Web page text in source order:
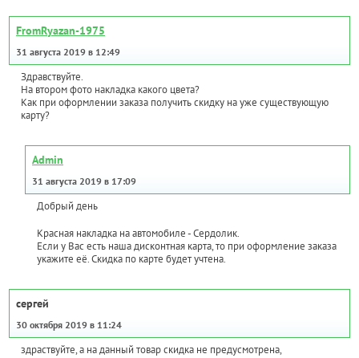
FromRyazan-1975
31 августа 2019 в 12:49
Здравствуйте.
На втором фото накладка какого цвета?
Как при оформлении заказа получить скидку на уже существующую
карту?
Admin
31 августа 2019 в 17:09
Добрый день
Красная накладка на автомобиле - Сердолик.
Если у Вас есть наша дисконтная карта, то при оформление заказа
укажите её. Скидка по карте будет учтена.
сергей
30 октября 2019 в 11:24
здраствуйте, а на данный товар скидка не предусмотрена,